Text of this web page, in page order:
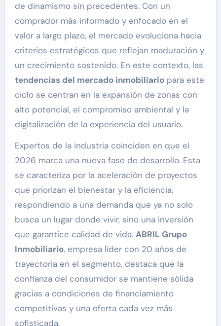
de dinamismo sin precedentes. Con un
comprador más informado y enfocado en el
valor a largo plazo, el mercado evoluciona hacia
criterios estratégicos que reflejan maduración y
un crecimiento sostenido. En este contexto, las
tendencias del mercado inmobiliariopara este
ciclo se centran en la expansión de zonas con
alto potencial, el compromiso ambiental y la
digitalización de la experiencia del usuario.
Expertos de la industria coinciden en que el
2026 marca una nueva fase de desarrollo. Esta
se caracteriza por la aceleración de proyectos
que priorizan el bienestar y la eficiencia,
respondiendo a una demanda que ya no solo
busca un lugar donde vivir, sino una inversión
que garantice calidad de vida. ABRIL Grupo
Inmobiliario, empresa líder con 20 años de
trayectoria en el segmento, destaca que la
confianza del consumidor se mantiene sólida
gracias a condiciones de financiamiento
competitivas y una oferta cada vez más
sofisticada.